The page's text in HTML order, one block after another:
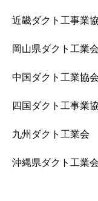
近畿ダクト工事業
岡山県ダクト工業会
中国ダクト工業協会
四国ダクト工事業
九州ダクト工業会
沖縄県ダクト工業会